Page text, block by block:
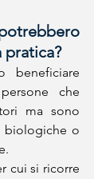
pratica?
beneficiare
che
ma sono
biologiche o
cui si ricorre